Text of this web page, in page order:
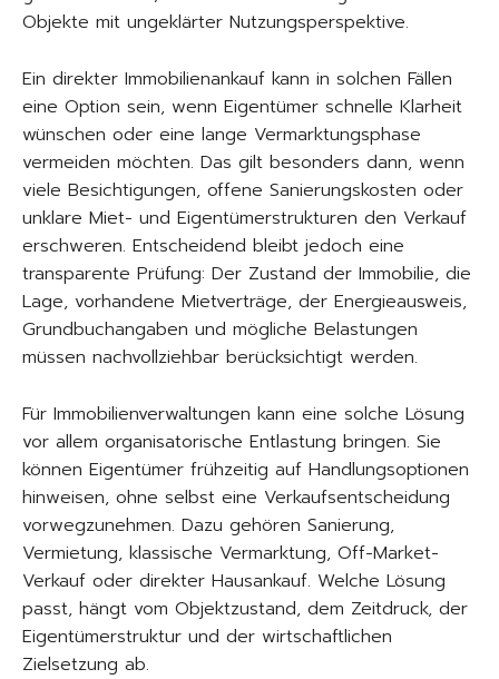
Objekte mit ungeklärter Nutzungsperspektive.
Ein direkter Immobilienankauf kann in solchen Fällen
eine Option sein, wenn Eigentümer schnelle Klarheit
wünschen oder eine lange Vermarktungsphase
vermeiden möchten. Das gilt besonders dann, wenn
viele Besichtigungen, offene Sanierungskosten oder
unklare Miet- und Eigentümerstrukturen den Verkauf
erschweren. Entscheidend bleibt jedoch eine
transparente Prüfung: Der Zustand der Immobilie, die
Lage, vorhandene Mietverträge, der Energieausweis,
Grundbuchangaben und mögliche Belastungen
müssen nachvollziehbar berücksichtigt werden.
Für Immobilienverwaltungen kann eine solche Lösung
vor allem organisatorische Entlastung bringen. Sie
können Eigentümer frühzeitig auf Handlungsoptionen
hinweisen, ohne selbst eine Verkaufsentscheidung
vorwegzunehmen. Dazu gehören Sanierung,
Vermietung, klassische Vermarktung, Off-Market-
Verkauf oder direkter Hausankauf. Welche Lösung
passt, hängt vom Objektzustand, dem Zeitdruck, der
Eigentümerstruktur und der wirtschaftlichen
Zielsetzung ab.